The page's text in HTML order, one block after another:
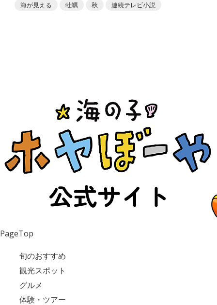
海が見える 牡蠣 秋 連続テレビ小説
PageTop
旬のおすすめ
観光スポット
グルメ
体験・ツアー